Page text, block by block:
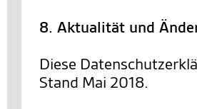
8. Aktualität und
Diese
Stand Mai 2018.